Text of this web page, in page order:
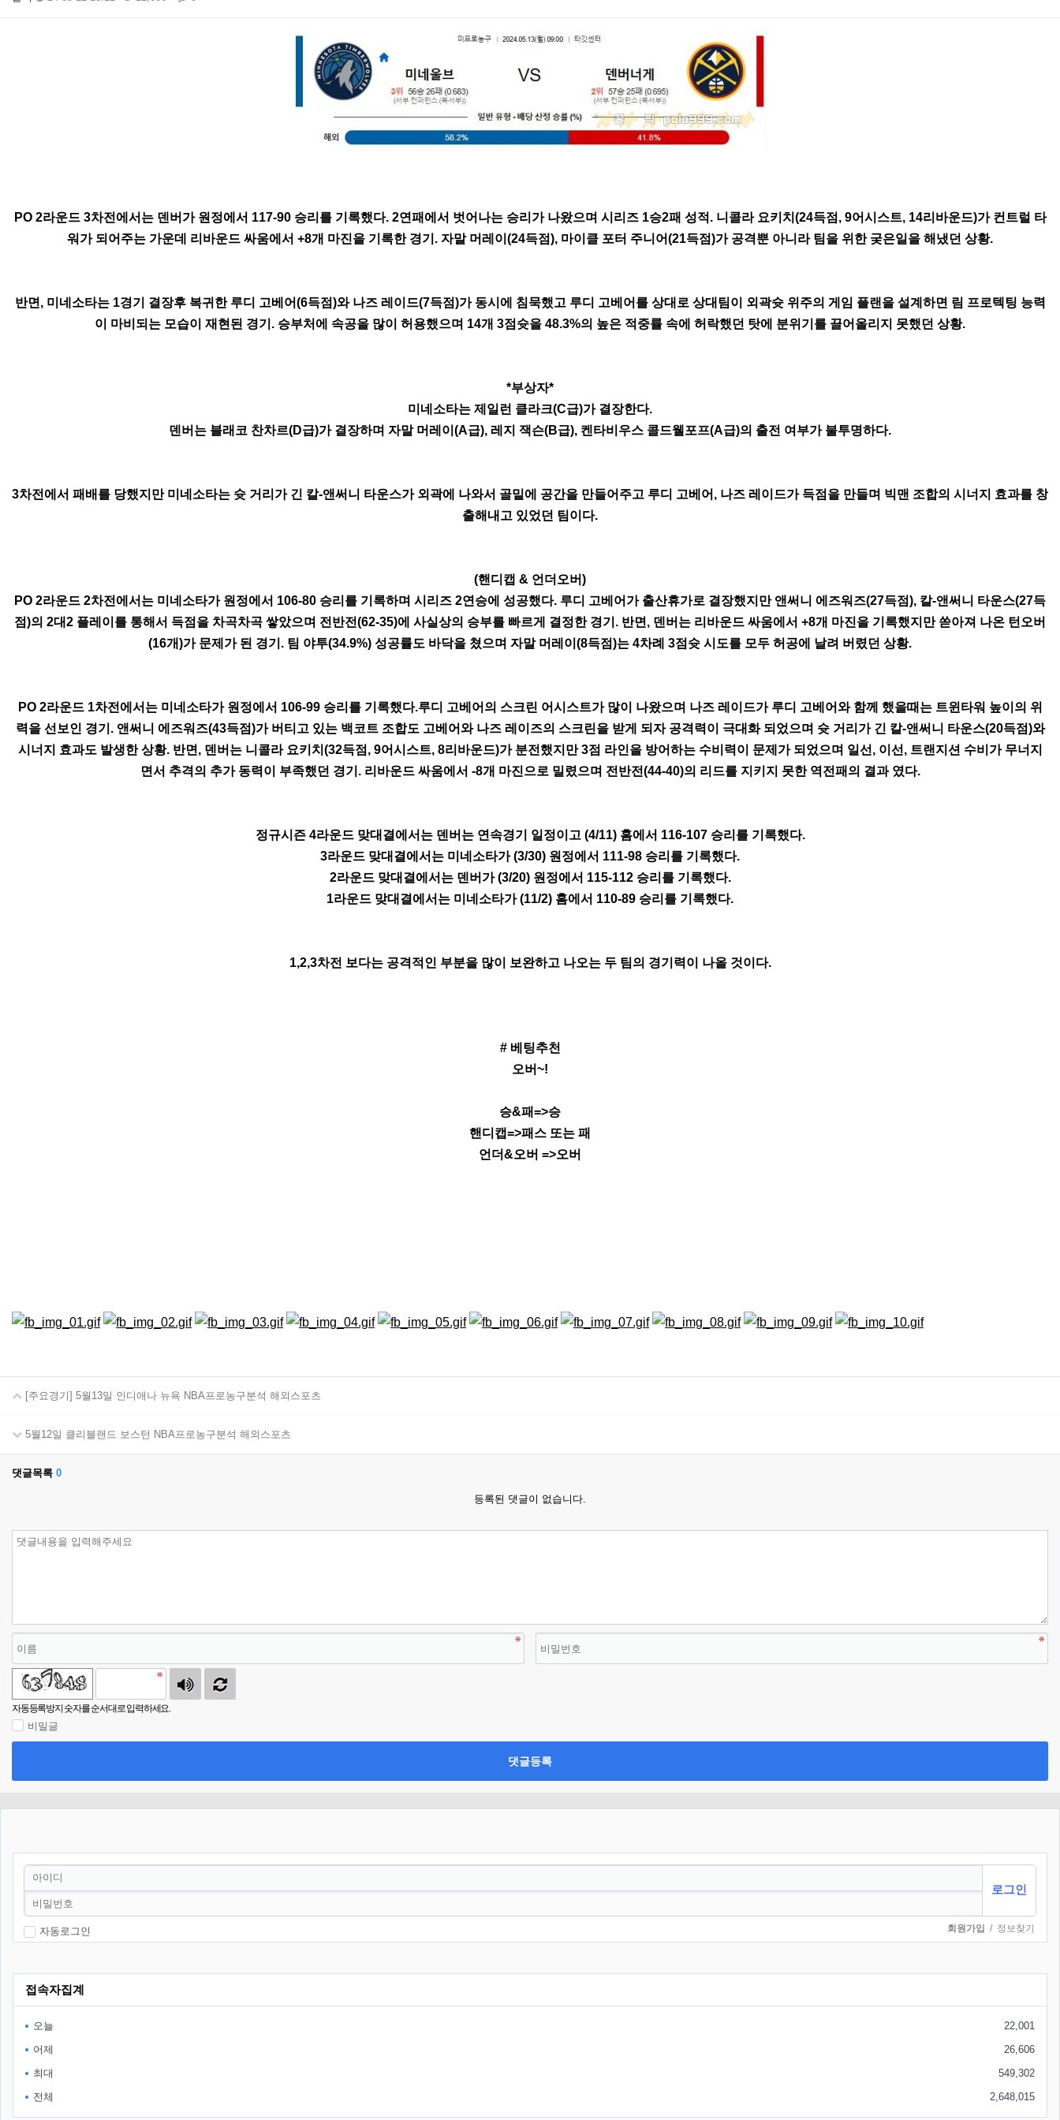
PO 2라운드 3차전에서는 덴버가 원정에서 117-90 승리를 기록했다. 2연패에서 벗어나는 승리가 나왔으며 시리즈 1승2패 성적. 니콜라 요키치(24득점, 9어시스트, 14리바운드)가 컨트럴 타
워가 되어주는 가운데 리바운드 싸움에서 +8개 마진을 기록한 경기. 자말 머레이(24득점), 마이클 포터 주니어(21득점)가 공격뿐 아니라 팀을 위한 궂은일을 해냈던 상황.
반면, 미네소타는 1경기 결장후 복귀한 루디 고베어(6득점)와 나즈 레이드(7득점)가 동시에 침묵했고 루디 고베어를 상대로 상대팀이 외곽슛 위주의 게임 플랜을 설계하면 림 프로텍팅 능력
이 마비되는 모습이 재현된 경기. 승부처에 속공을 많이 허용했으며 14개 3점슛을 48.3%의 높은 적중률 속에 허락했던 탓에 분위기를 끌어올리지 못했던 상황.
*부상자*
미네소타는 제일런 클라크(C급)가 결장한다.
덴버는 블래코 찬차르(D급)가 결장하며 자말 머레이(A급), 레지 잭슨(B급), 켄타비우스 콜드웰포프(A급)의 출전 여부가 불투명하다.
3차전에서 패배를 당했지만 미네소타는 슛 거리가 긴 칼-앤써니 타운스가 외곽에 나와서 골밑에 공간을 만들어주고 루디 고베어, 나즈 레이드가 득점을 만들며 빅맨 조합의 시너지 효과를 창
출해내고 있었던 팀이다.
(핸디캡 & 언더오버)
PO 2라운드 2차전에서는 미네소타가 원정에서 106-80 승리를 기록하며 시리즈 2연승에 성공했다. 루디 고베어가 출산휴가로 결장했지만 앤써니 에즈워즈(27득점), 칼-앤써니 타운스(27득
점)의 2대2 플레이를 통해서 득점을 차곡차곡 쌓았으며 전반전(62-35)에 사실상의 승부를 빠르게 결정한 경기. 반면, 덴버는 리바운드 싸움에서 +8개 마진을 기록했지만 쏟아져 나온 턴오버
(16개)가 문제가 된 경기. 팀 야투(34.9%) 성공률도 바닥을 쳤으며 자말 머레이(8득점)는 4차례 3점슛 시도를 모두 허공에 날려 버렸던 상황.
PO 2라운드 1차전에서는 미네소타가 원정에서 106-99 승리를 기록했다.루디 고베어의 스크린 어시스트가 많이 나왔으며 나즈 레이드가 루디 고베어와 함께 했을때는 트윈타워 높이의 위
력을 선보인 경기. 앤써니 에즈워즈(43득점)가 버티고 있는 백코트 조합도 고베어와 나즈 레이즈의 스크린을 받게 되자 공격력이 극대화 되었으며 슛 거리가 긴 칼-앤써니 타운스(20득점)와
시너지 효과도 발생한 상황. 반면, 덴버는 니콜라 요키치(32득점, 9어시스트, 8리바운드)가 분전했지만 3점 라인을 방어하는 수비력이 문제가 되었으며 일선, 이선, 트랜지션 수비가 무너지
면서 추격의 추가 동력이 부족했던 경기. 리바운드 싸움에서 -8개 마진으로 밀렸으며 전반전(44-40)의 리드를 지키지 못한 역전패의 결과 였다.
정규시즌 4라운드 맞대결에서는 덴버는 연속경기 일정이고 (4/11) 홈에서 116-107 승리를 기록했다.
3라운드 맞대결에서는 미네소타가 (3/30) 원정에서 111-98 승리를 기록했다.
2라운드 맞대결에서는 덴버가 (3/20) 원정에서 115-112 승리를 기록했다.
1라운드 맞대결에서는 미네소타가 (11/2) 홈에서 110-89 승리를 기록했다.
1,2,3차전 보다는 공격적인 부분을 많이 보완하고 나오는 두 팀의 경기력이 나올 것이다.
# 베팅추천
오버~!
승&패=>승
핸디캡=>패스 또는 패
언더&오버 =>오버
[주요경기] 5월13일 인디애나 뉴욕 NBA프로농구분석 해외스포츠
5월12일 클리블랜드 보스턴 NBA프로농구분석 해외스포츠
댓글목록 0
등록된 댓글이 없습니다.
자동등록방지 숫자를 순서대로 입력하세요.
비밀글
댓글등록
자동로그인 회원가입 / 정보찾기
접속자집계
오늘
22,001
어제
26,606
최대
549,302
전체
2,648,015